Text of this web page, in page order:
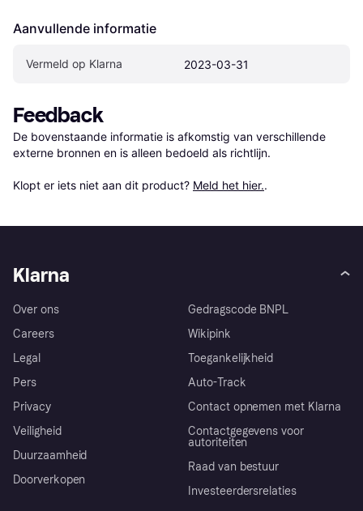
Aanvullende informatie
Vermeld op Klarna 2023-03-31
Feedback
De bovenstaande informatie is afkomstig van verschillende
externe bronnen en is alleen bedoeld als richtlijn.
Klopt er iets niet aan dit product? Meld het hier..
Klarna
Over ons
Careers
Legal
Pers
Privacy
Veiligheid
Duurzaamheid
Doorverkopen
Gedragscode BNPL
Wikipink
Toegankelijkheid
Auto-Track
Contact opnemen met Klarna
Contactgegevens voor
autoriteiten
Raad van bestuur
Investeerdersrelaties